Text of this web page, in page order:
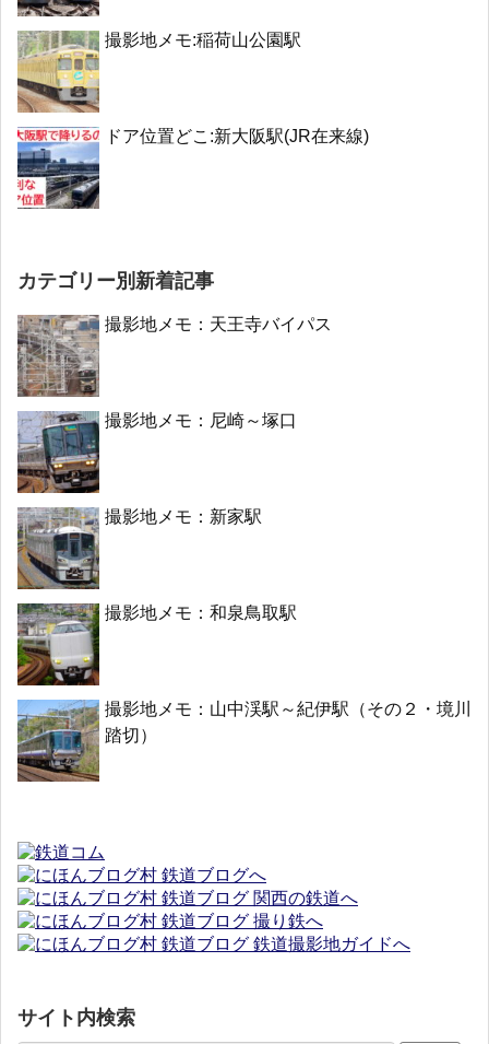
撮影地メモ:稲荷山公園駅
ドア位置どこ:新大阪駅(JR在来線)
カテゴリー別新着記事
撮影地メモ：天王寺バイパス
撮影地メモ：尼崎～塚口
撮影地メモ：新家駅
撮影地メモ：和泉鳥取駅
撮影地メモ：山中渓駅～紀伊駅（その２・境川
踏切）
サイト内検索